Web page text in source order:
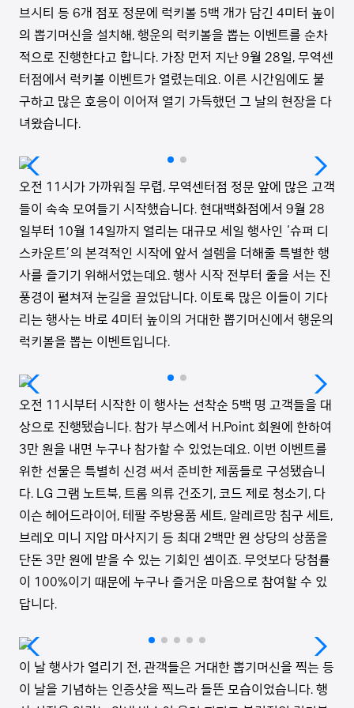
브시티 등 6개 점포 정문에 럭키볼 5백 개가 담긴 4미터 높이
의 뽑기머신을 설치해, 행운의 럭키볼을 뽑는 이벤트를 순차
적으로 진행한다고 합니다. 가장 먼저 지난 9월 28일, 무역센
터점에서 럭키볼 이벤트가 열렸는데요. 이른 시간임에도 불
구하고 많은 호응이 이어져 열기 가득했던 그 날의 현장을 다
녀왔습니다.
오전 11 시가 가까워질 무렵, 무역센터점 정문 앞에 많은 고객
들이 속속 모여들기 시작했습니다. 현대백화점에서 9월 28
일부터 10월 14일까지 열리는 대규모 세일 행사인 ‘슈퍼 디
스카운트’의 본격적인 시작에 앞서 설렘을 더해줄 특별한 행
사를 즐기기 위해서였는데요. 행사 시작 전부터 줄을 서는 진
풍경이 펼쳐져 눈길을 끌었답니다. 이토록 많은 이들이 기다
리는 행사는 바로 4미터 높이의 거대한 뽑기머신에서 행운의
럭키볼을 뽑는 이벤트입니다.
오전 11 시부터 시작한 이 행사는 선착순 5백 명 고객들을 대
상으로 진행됐습니다. 참가 부스에서 H.Point 회원에 한하여
3만 원을 내면 누구나 참가할 수 있었는데요. 이번 이벤트를
위한 선물은 특별히 신경 써서 준비한 제품들로 구성됐습니
다. LG 그램 노트북, 트롬 의류 건조기, 코드 제로 청소기, 다
이슨 헤어드라이어 , 테팔 주방용품 세트, 알레르망 침구 세트,
브레오 미니 지압 마사지기 등 최대 2백만 원 상당의 상품을
단돈 3만 원에 받을 수 있는 기회인 셈이죠. 무엇보다 당첨률
이 100%이기 때문에 누구나 즐거운 마음으로 참여할 수 있
답니다.
이 날 행사가 열리기 전, 관객들은 거대한 뽑기머신을 찍는 등
이 날을 기념하는 인증샷을 찍느라 들뜬 모습이었습니다. 행